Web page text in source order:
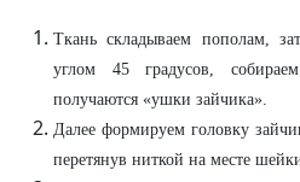
Ткань складываем пополам,
углом 45 градусов,
получаются «ушки зайчика».
Далее формируем головку
перетянув ниткой на месте